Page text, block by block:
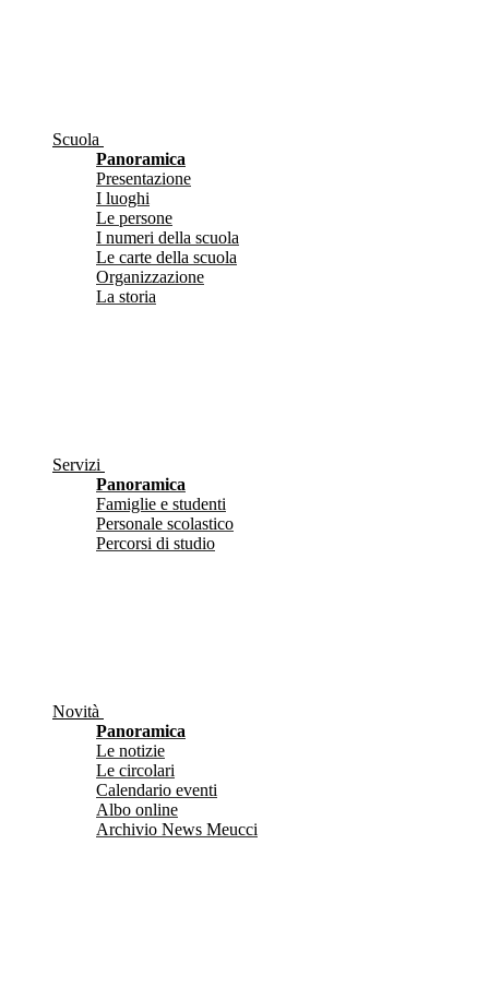
Scuola
Panoramica
Presentazione
I luoghi
Le persone
I numeri della scuola
Le carte della scuola
Organizzazione
La storia
Servizi
Panoramica
Famiglie e studenti
Personale scolastico
Percorsi di studio
Novità
Panoramica
Le notizie
Le circolari
Calendario eventi
Albo online
Archivio News Meucci